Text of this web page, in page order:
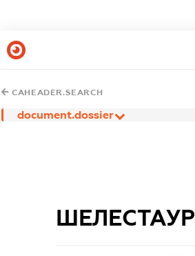
CAHEADER.SEARCH
document.dossier
ШЕЛЕСТАУР